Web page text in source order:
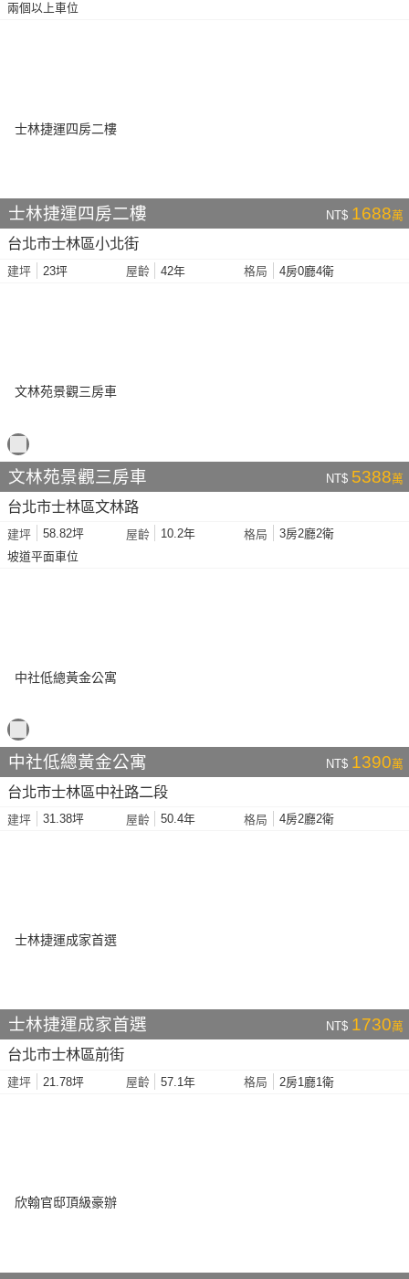
兩個以上車位
士林捷運四房二樓 NT$ 1688萬
台北市士林區小北街
建坪 23坪 屋齡 42年 格局 4房0廳4衛
文林苑景觀三房車 NT$ 5388萬
台北市士林區文林路
建坪 58.82坪 屋齡 10.2年 格局
3房2廳2衛
坡道平面車位
中社低總黃金公寓 NT$ 1390萬
台北市士林區中社路二段
建坪 31.38坪 屋齡 50.4年 格局 4房2廳2衛
士林捷運成家首選 NT$ 1730萬
台北市士林區前街
建坪 21.78坪 屋齡 57.1年 格局 2房1廳1衛